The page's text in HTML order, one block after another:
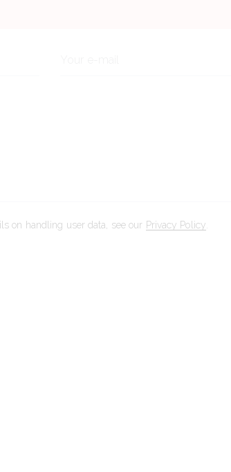
on handling user data, see our Privacy Policy